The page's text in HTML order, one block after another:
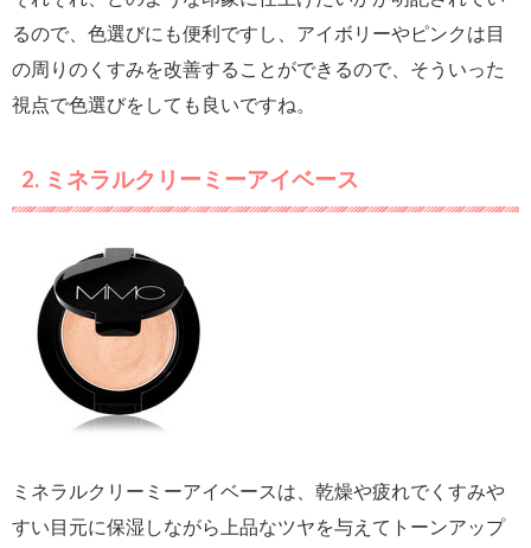
るので、色選びにも便利ですし、アイボリーやピンクは目
の周りのくすみを改善することができるので、そういった
視点で色選びをしても良いですね。
2. ミネラルクリーミーアイベース
ミネラルクリーミーアイベースは、乾燥や疲れでくすみや
すい目元に保湿しながら上品なツヤを与えてトーンアップ